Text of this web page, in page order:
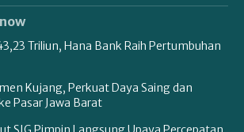
Triliun, Hana Bank Raih Pertumbuhan
Kujang, Perkuat Daya Saing dan
Pasar Jawa Barat